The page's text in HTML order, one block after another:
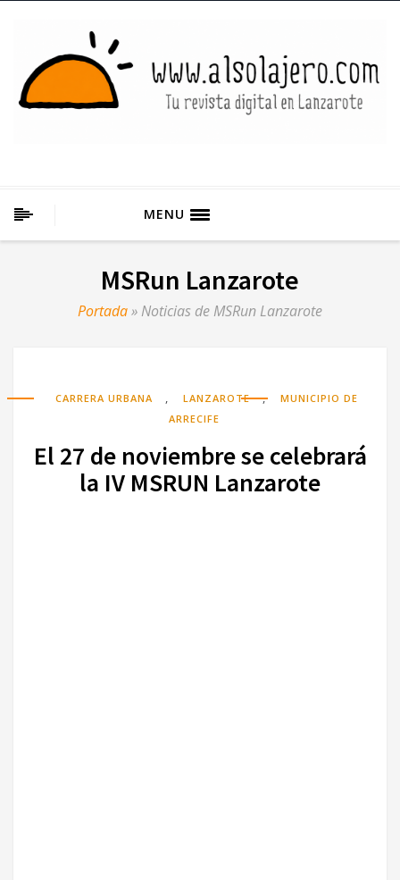
MENU
MSRun Lanzarote
Portada» Noticias de MSRun Lanzarote
CARRERA URBANA , LANZAROTE ,
MUNICIPIO DE
ARRECIFE
El 27 de noviembre se celebrará
la IV MSRUN Lanzarote